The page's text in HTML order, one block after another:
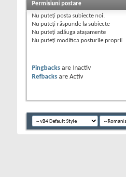
Permisiuni postare
Nu puteţi posta subiecte noi.
Nu puteţi răspunde la subiecte
Nu puteţi adăuga ataşamente
Nu puteţi modifica posturile proprii
Pingbacks are
Inactiv
Refbacks are Activ